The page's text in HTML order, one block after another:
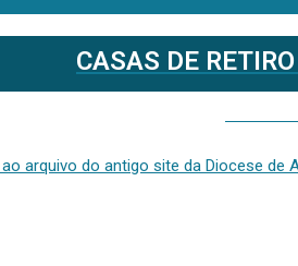
CASAS DE
arquivo do antigo site da Diocese de